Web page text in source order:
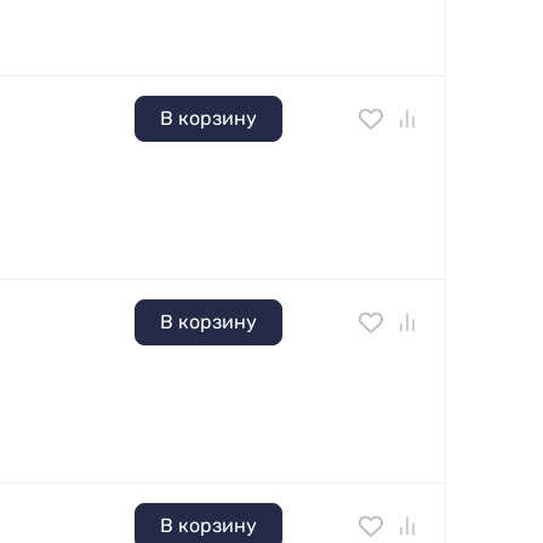
В корзину
В корзину
В корзину